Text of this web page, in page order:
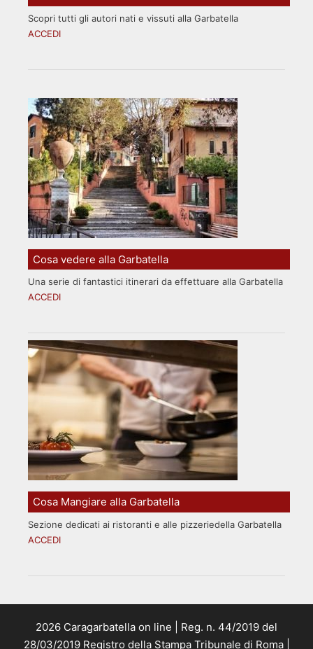
Scopri tutti gli autori nati e vissuti alla Garbatella
ACCEDI
Cosa vedere alla Garbatella
Una serie di fantastici itinerari da effettuare alla Garbatella
ACCEDI
Cosa Mangiare alla Garbatella
Sezione dedicati ai ristoranti e alle pizzeriedella Garbatella
ACCEDI
2026 Caragarbatella on line | Reg. n. 44/2019 del
28/03/2019 Registro della Stampa Tribunale di Roma |